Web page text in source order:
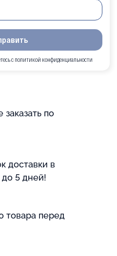
с политикой конфиденциальности
по
доставки в
5 дней!
товара перед